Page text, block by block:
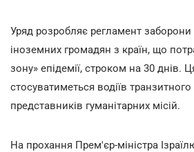
Уряд розробляє регламент заборони
іноземних громадян з країн, що
зону» епідемії, строком на 30 днів.
стосуватиметься водіїв
представників гуманітарних місій.
На прохання Прем'єр-міністра